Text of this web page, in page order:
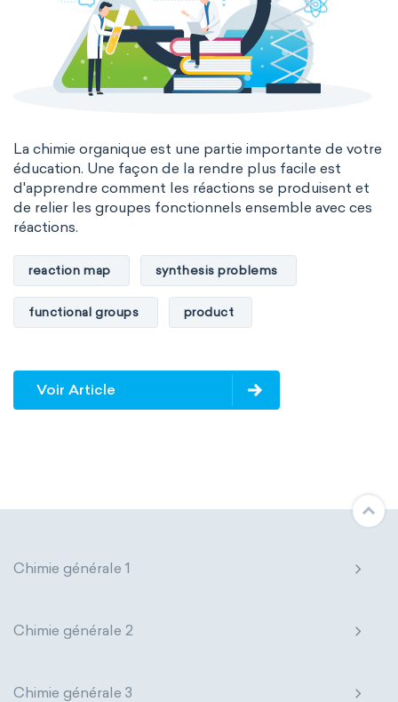
La chimie organique est une partie importante de votre
éducation. Une façon de la rendre plus facile est
d'apprendre comment les réactions se produisent et
de relier les groupes fonctionnels ensemble avec ces
réactions.
reaction map synthesis problems
functional groups product
Voir Article
Chimie générale 1
Chimie générale 2
Chimie générale 3